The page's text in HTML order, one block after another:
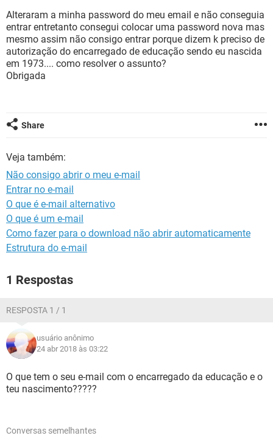
INSTAGRAM GMAIL
GUIA DE COMPRAS
OUTLOOK EXCEL
INSTAGRAM GMAIL
GUIA DE COMPRAS
Alteraram a minha password do meu email e não conseguia
entrar entretanto consegui colocar uma password nova mas
mesmo assim não consigo entrar porque dizem k preciso de
autorização do encarregado de educação sendo eu nascida
em 1973.... como resolver o assunto?
Obrigada
Share
Veja também:
Não consigo abrir o meu e-mail
Entrar no e-mail
O que é e-mail alternativo
O que é um e-mail
Como fazer para o download não abrir automaticamente
Estrutura do e-mail
1 Respostas
RESPOSTA 1 / 1
usuário anônimo
24 abr 2018 às 03:22
O que tem o seu e-mail com o encarregado da educação e o
teu nascimento?????
Conversas semelhantes